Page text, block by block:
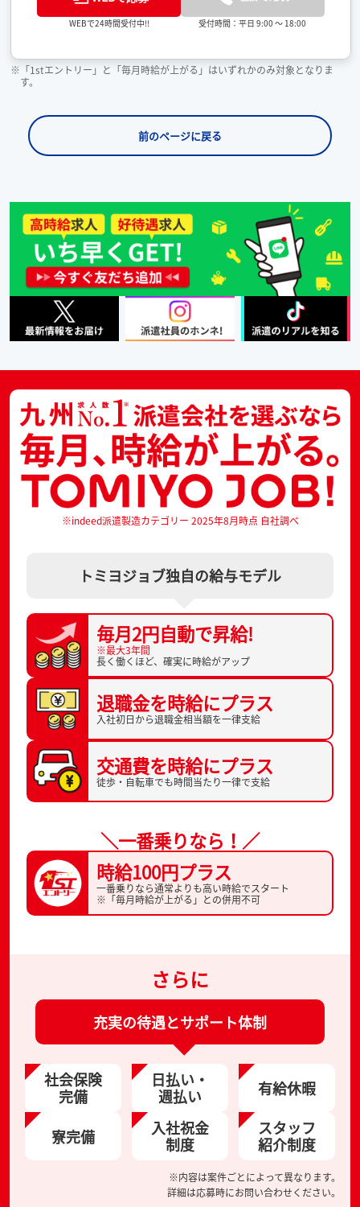
WEBで24時間受付中!! 受付時間：平日 9:00 ～ 18:00
※「1stエントリー」と「毎月時給が上がる」はいずれかのみ対象となりま
す。
前のページに戻る
※indeed派遣製造カテゴリー 2025年8月時点 自社調べ
トミヨジョブ独自の給与モデル
毎月2円自動で昇給!
※最大3年間
長く働くほど、 確実に時給がアップ
退職金を時給にプラス
入社初日から退職金相当額を一律支給
交通費を時給にプラス
徒歩・自転車でも時間当たり一律で支給
＼一番乗りなら！／
時給100円プラス
一番乗りなら通常よりも高い時給でスタート
※「毎月時給が上がる」との併用不可
さらに
充実の待遇とサポート体制
社会保険
完備
日払い・
週払い 有給休暇
寮完備 入社祝金
制度
スタッフ
紹介制度
※内容は案件ごとによって異なります。
詳細は応募時にお問い合わせください。